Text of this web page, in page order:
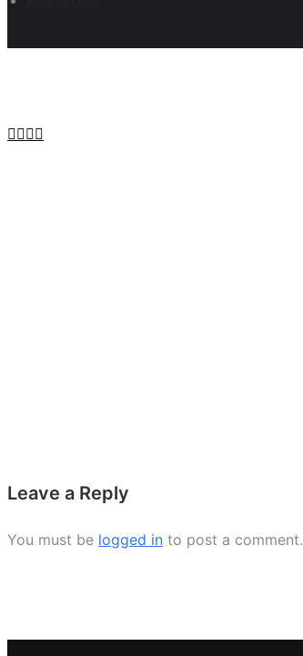
Leave a Reply
You must be logged in to post a comment.